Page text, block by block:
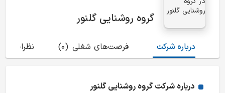
گروه روشنایی گلنور
درباره شرکت (0) فرصت‌های شغلی نظرات
درباره شرکت گروه روشنایی گلنور